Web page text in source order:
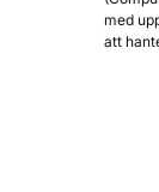
med
att